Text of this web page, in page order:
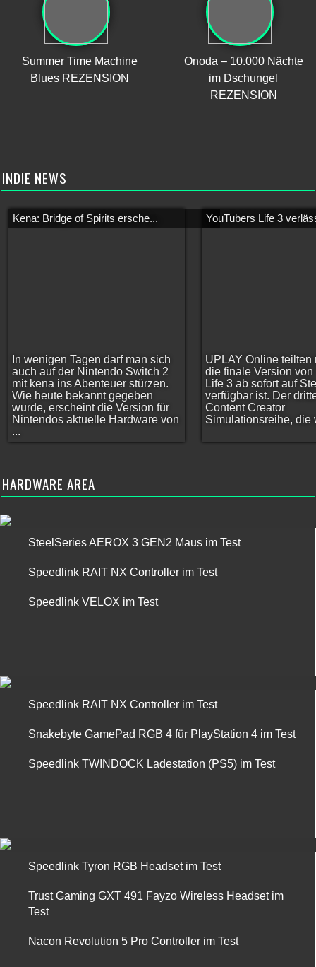
Summer Time Machine
Blues REZENSION
Onoda – 10.000 Nächte
im Dschungel
REZENSION
INDIE NEWS
Kena: Bridge of Spirits ersche...
In wenigen Tagen darf man sich
auch auf der Nintendo Switch 2
mit kena ins Abenteuer stürzen.
Wie heute bekannt gegeben
wurde, erscheint die Version für
Nintendos aktuelle Hardware von
...
YouTubers Life 3
UPLAY Online teilten
die finale Version von
Life 3 ab sofort auf
verfügbar ist. Der
Content Creator
Simulationsreihe, die
HARDWARE AREA
SteelSeries AEROX 3 GEN2 Maus im Test
Speedlink RAIT NX Controller im Test
Speedlink VELOX im Test
Speedlink RAIT NX Controller im Test
Snakebyte GamePad RGB 4 für PlayStation 4 im Test
Speedlink TWINDOCK Ladestation (PS5) im Test
Speedlink Tyron RGB Headset im Test
Trust Gaming GXT 491 Fayzo Wireless Headset im
Test
Nacon Revolution 5 Pro Controller im Test